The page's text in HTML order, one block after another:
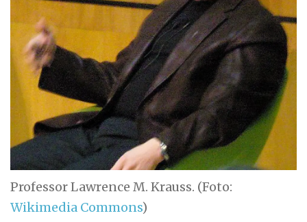
Professor Lawrence M. Krauss. (Foto:
Wikimedia Commons)